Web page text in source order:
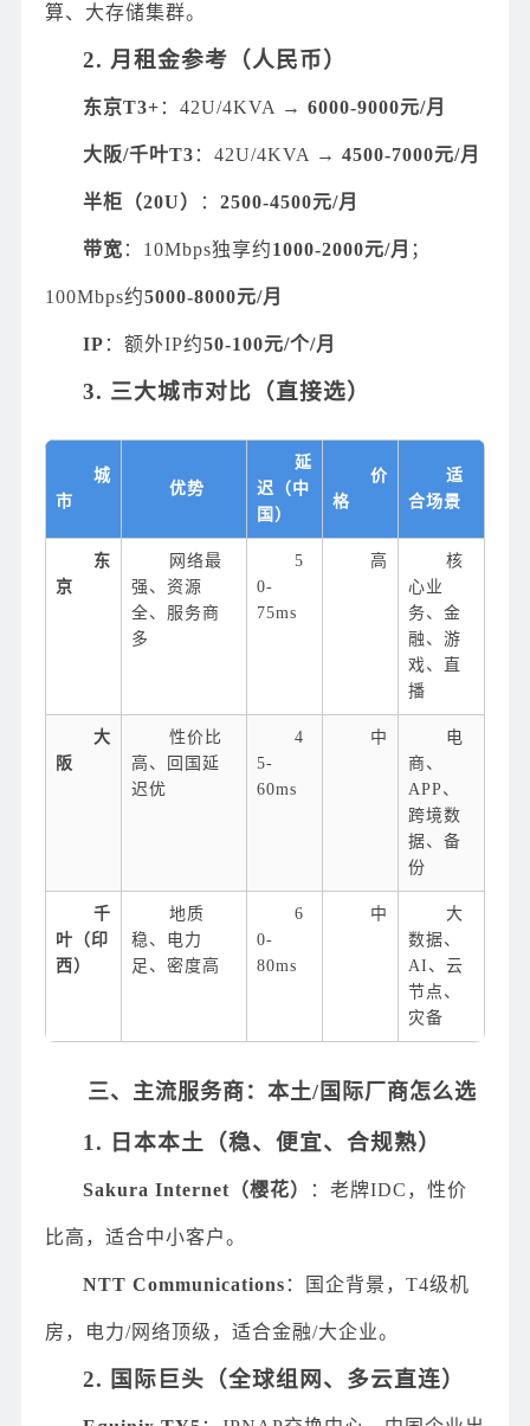
算、大存储集群。
2. 月租金参考（人民币）
东京T3+ ：42U/4KVA → 6000-9000元/月
大阪/千叶T3 ：42U/4KVA → 4500-7000元/月
半柜（20U） ： 2500-4500元/月
带宽 ：10Mbps独享约1000-2000元/月 ；
100Mbps约5000-8000元/月
IP ：额外IP约50-100元/个/月
3. 三大城市对比（直接选）
城
市
优势
延
迟（中
国）
价
格
适
合场景
东
京
网络最
强、资源
全、服务商
多
5
0-
75ms
高
核
心业
务、金
融、游
戏、直
播
大
阪
性价比
高、回国延
迟优
4
5-
60ms
中
电
商、
APP、
跨境数
据、备
份
千
叶（印
西）
地质
稳、电力
足、密度高
6
0-
80ms
中
大
数据、
AI、云
节点、
灾备
三、主流服务商：本土/国际厂商怎么选
1. 日本本土（稳、便宜、合规熟）
Sakura Internet（樱花） ：老牌IDC，性价
比高，适合中小客户。
NTT Communications ：国企背景，T4级机
房，电力/网络顶级，适合金融/大企业。
2. 国际巨头（全球组网、多云直连）